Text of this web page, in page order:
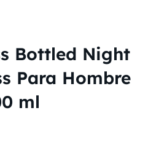
Bottled Night
Para Hombre
ml